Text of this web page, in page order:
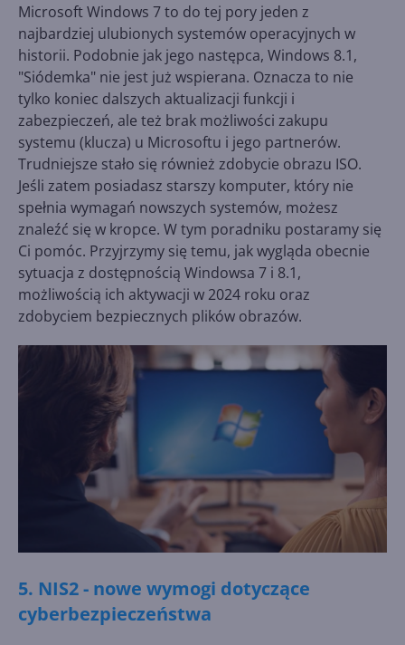
Microsoft Windows 7 to do tej pory jeden z
najbardziej ulubionych systemów operacyjnych w
historii. Podobnie jak jego następca, Windows 8.1,
"Siódemka" nie jest już wspierana. Oznacza to nie
tylko koniec dalszych aktualizacji funkcji i
zabezpieczeń, ale też brak możliwości zakupu
systemu (klucza) u Microsoftu i jego partnerów.
Trudniejsze stało się również zdobycie obrazu ISO.
Jeśli zatem posiadasz starszy komputer, który nie
spełnia wymagań nowszych systemów, możesz
znaleźć się w kropce. W tym poradniku postaramy się
Ci pomóc. Przyjrzymy się temu, jak wygląda obecnie
sytuacja z dostępnością Windowsa 7 i 8.1,
możliwością ich aktywacji w 2024 roku oraz
zdobyciem bezpiecznych plików obrazów.
5. NIS2 - nowe wymogi dotyczące
cyberbezpieczeństwa